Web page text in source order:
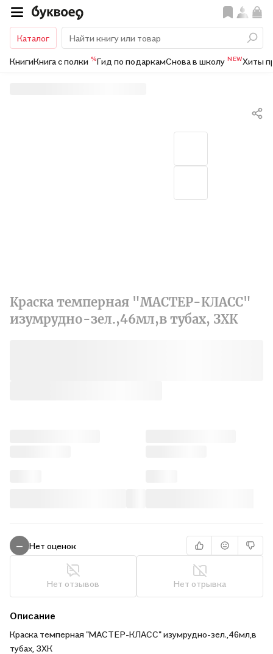
Каталог
КнигиКнига с полки %Гид по подаркамСнова в школу NEWХиты
Краска темперная "МАСТЕР-КЛАСС"
изумрудно-зел.,46мл,в тубах, ЗХК
— Нет оценок
Нет отзывов Нет отрывка
Описание
Краска темперная "МАСТЕР-КЛАСС" изумрудно-зел.,46мл,в
тубах, ЗХК